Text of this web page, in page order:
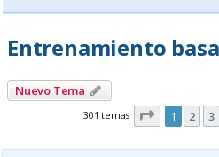
Entrenamiento
Nuevo Tema
301 temas Página de
1 2 3